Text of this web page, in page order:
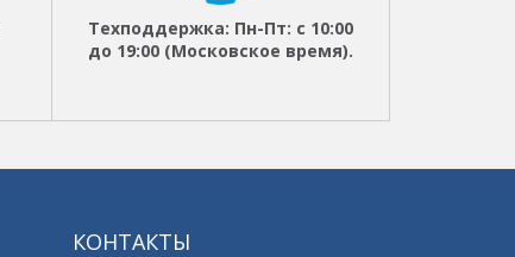
Техподдержка: Пн-Пт: с 10:00
до 19:00 (Московское время).
КОНТАКТЫ